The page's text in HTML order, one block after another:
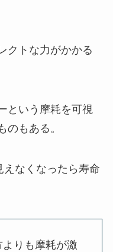
クトな力がかかる
という摩耗を可視
のもある。
なくなったら寿命
りも摩耗が激